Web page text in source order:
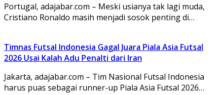
Portugal, adajabar.com – Meski usianya tak lagi muda,
Cristiano Ronaldo masih menjadi sosok penting di…
Timnas Futsal Indonesia Gagal Juara Piala Asia Futsal
2026 Usai Kalah Adu Penalti dari Iran
Jakarta, adajabar.com – Tim Nasional Futsal Indonesia
harus puas sebagai runner-up Piala Asia Futsal 2026…